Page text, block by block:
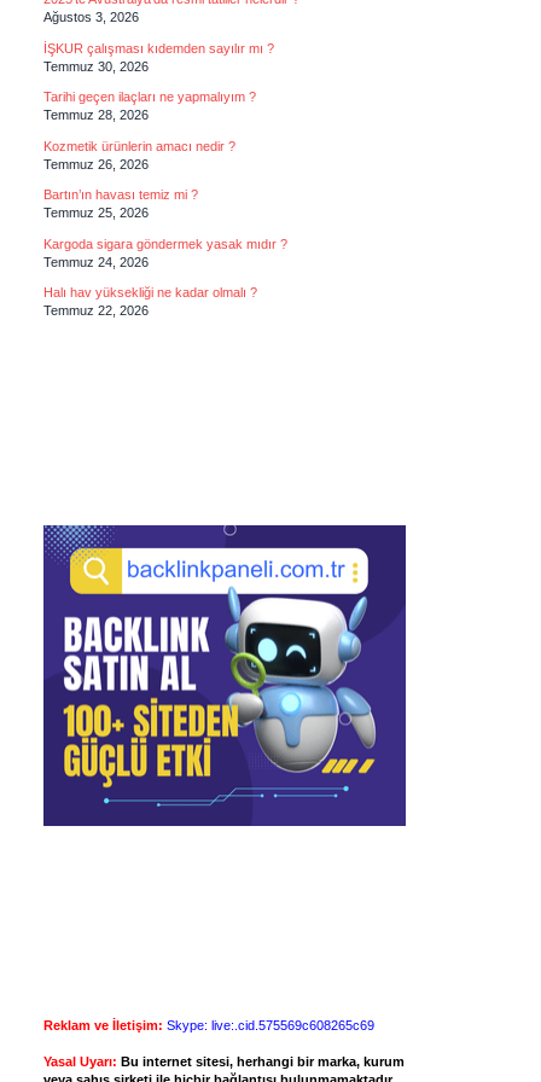
Ağustos 3, 2026
İŞKUR çalışması kıdemden sayılır mı ?
Temmuz 30, 2026
Tarihi geçen ilaçları ne yapmalıyım ?
Temmuz 28, 2026
Kozmetik ürünlerin amacı nedir ?
Temmuz 26, 2026
Bartın’ın havası temiz mi ?
Temmuz 25, 2026
Kargoda sigara göndermek yasak mıdır ?
Temmuz 24, 2026
Halı hav yüksekliği ne kadar olmalı ?
Temmuz 22, 2026
Reklam ve İletişim: Skype: live:.cid.575569c608265c69
Yasal Uyarı: Bu internet sitesi, herhangi bir marka, kurum